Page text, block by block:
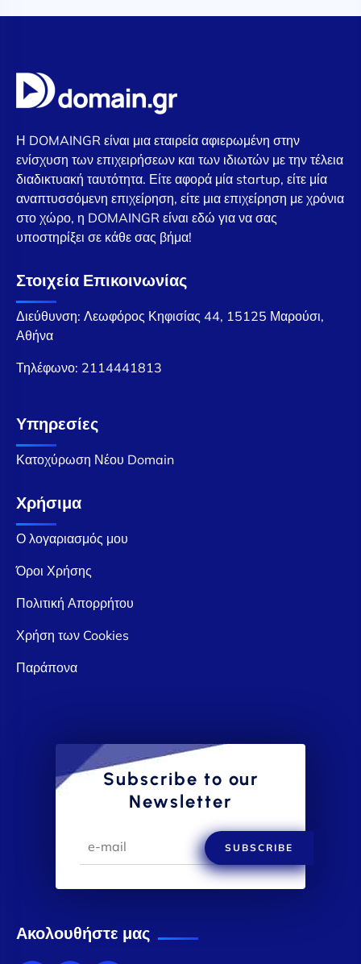
Η DOMAINGR είναι μια εταιρεία αφιερωμένη στην
ενίσχυση των επιχειρήσεων και των ιδιωτών με την τέλεια
διαδικτυακή ταυτότητα. Είτε αφορά μία startup, είτε μία
αναπτυσσόμενη επιχείρηση, είτε μια επιχείρηση με χρόνια
στο χώρο, η DOMAINGR είναι εδώ για να σας
υποστηρίξει σε κάθε σας βήμα!
Στοιχεία Επικοινωνίας
Διεύθυνση: Λεωφόρος Κηφισίας 44, 15125 Μαρούσι,
Αθήνα
Τηλέφωνο: 2114441813
Υπηρεσίες
Κατοχύρωση Νέου Domain
Χρήσιμα
Ο λογαριασμός μου
Όροι Χρήσης
Πολιτική Απορρήτου
Χρήση των Cookies
Παράπονα
Subscribe to our
Newsletter
SUBSCRIBE
Ακολουθήστε μας